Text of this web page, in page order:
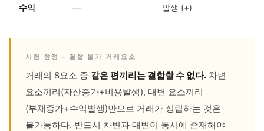
수익 — 발생 (+)
시험 함정 - 결합 불가 거래요소
거래의 8요소 중 같은 편끼리는 결합할 수 없다. 차변
요소끼리(자산증가+비용발생), 대변 요소끼리
(부채증가+수익발생)만으로 거래가 성립하는 것은
불가능하다. 반드시 차변과 대변이 동시에 존재해야